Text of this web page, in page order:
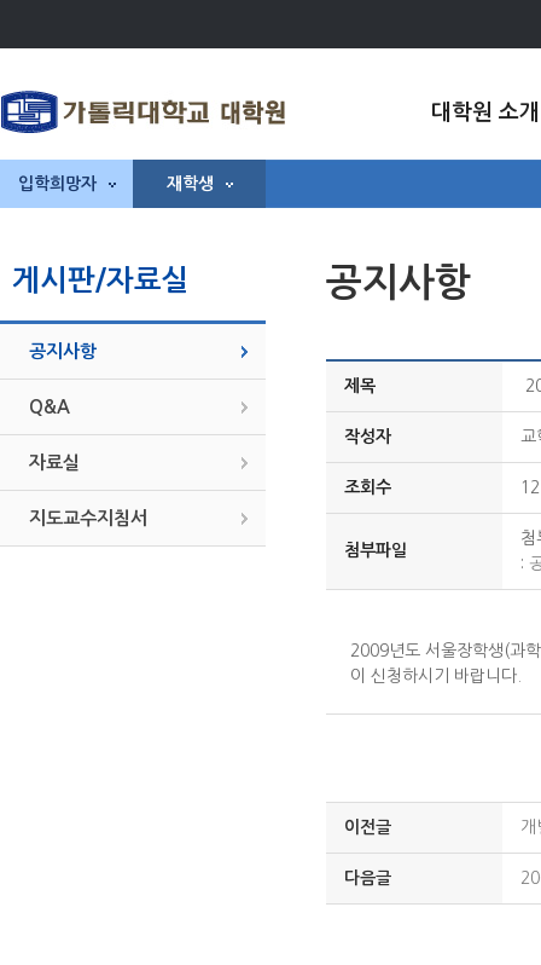
대학원 소개
입학희망자 재학생
게시판/자료실
공지사항
Q&A
자료실
지도교수지침서
공지사항
제목
작성자 교
조회수
첨부파일
첨
:
2009년도 서울장학생(과
이 신청하시기 바랍니다.
이전글 개
다음글